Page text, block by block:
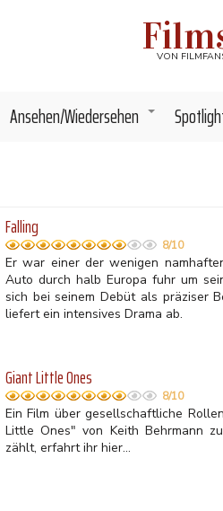
VON
+
Ansehen/Wiedersehen
Falling
8/10
Er war einer der wenigen
Auto durch halb Europa fuhr um
sich bei seinem Debüt als präziser
liefert ein intensives Drama ab.
Giant Little Ones
8/10
Ein Film über gesellschaftliche
Little Ones" von Keith Behrmann
zählt, erfahrt ihr hier...